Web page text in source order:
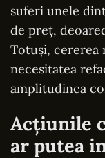
suferi unele
de preț,
Totuși, cererea
necesitatea
amplitudinea
Acțiunile
ar putea